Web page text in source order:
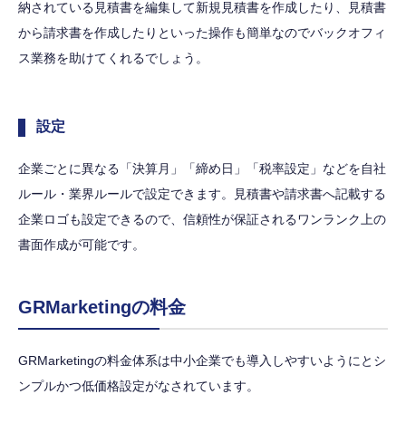
納されている見積書を編集して新規見積書を作成したり、見積書
から請求書を作成したりといった操作も簡単なのでバックオフィ
ス業務を助けてくれるでしょう。
設定
企業ごとに異なる「決算月」「締め日」「税率設定」などを自社
ルール・業界ルールで設定できます。見積書や請求書へ記載する
企業ロゴも設定できるので、信頼性が保証されるワンランク上の
書面作成が可能です。
GRMarketingの料金
GRMarketingの料金体系は中小企業でも導入しやすいようにとシ
ンプルかつ低価格設定がなされています。